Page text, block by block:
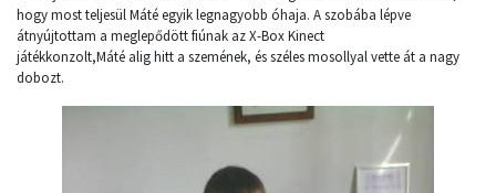
hogy most teljesül Máté egyik legnagyobb óhaja. A szobába lépve
átnyújtottam a meglepődött fiúnak az X-Box Kinect
játékkonzolt,Máté alig hitt a szemének, és széles mosollyal vette át a nagy
dobozt.